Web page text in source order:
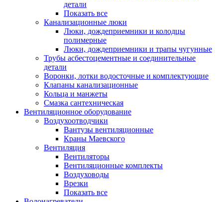
детали
Показать все
Канализационные люки
Люки, дождеприемники и колодцы
полимерные
Люки, дождеприемники и трапы чугунные
Трубы асбестоцементные и соединительные
детали
Воронки, лотки водосточные и комплектующие
Клапаны канализационные
Кольца и манжеты
Смазка сантехническая
Вентиляционное оборудование
Воздухоотводчики
Вантузы вентиляционные
Краны Маевского
Вентиляция
Вентиляторы
Вентиляционные комплекты
Воздуховоды
Врезки
Показать все